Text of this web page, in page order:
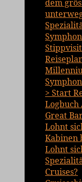
dem
> Start
Logbuch
Great
Lohnt
Kabinen
Lohnt
Cruises?